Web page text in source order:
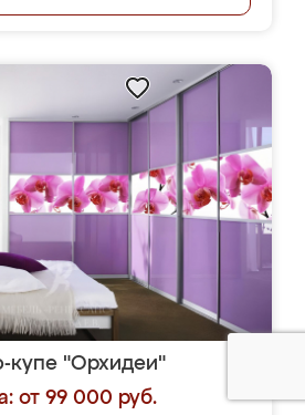
купе "Орхидеи"
от 99 000 руб.